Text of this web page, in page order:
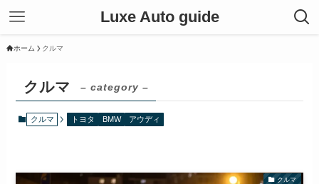
Luxe Auto guide
ホーム クルマ
クルマ – category –
クルマ トヨタ BMW アウディ
クルマ